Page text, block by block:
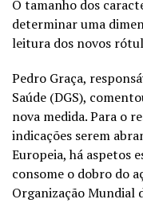
O tamanho dos
determinar uma
leitura dos novos
Pedro Graça,
Saúde (DGS),
nova medida. Para o
indicações serem
Europeia, há aspetos
consome o dobro do
Organização Mundial